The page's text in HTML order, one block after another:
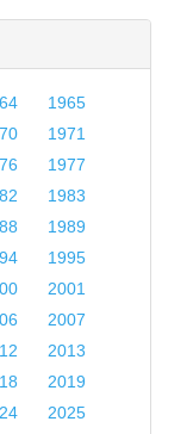
1965
1971
1977
1983
1989
1995
2001
2007
2013
2019
2025